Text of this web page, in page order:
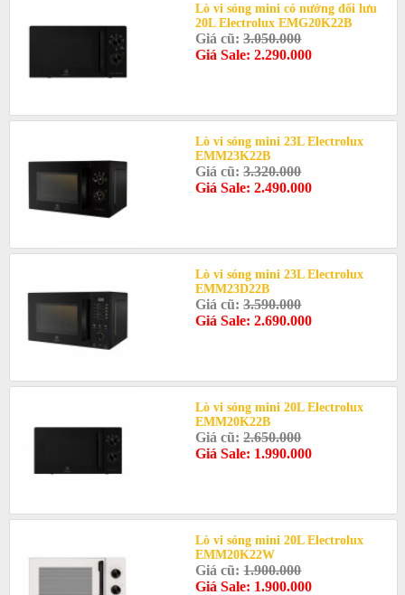
Lò vi sóng mini có nướng đối lưu
20L Electrolux EMG20K22B
Giá cũ:3.050.000
Giá Sale: 2.290.000
Lò vi sóng mini 23L Electrolux
EMM23K22B
Giá cũ:3.320.000
Giá Sale: 2.490.000
Lò vi sóng mini 23L Electrolux
EMM23D22B
Giá cũ:3.590.000
Giá Sale: 2.690.000
Lò vi sóng mini 20L Electrolux
EMM20K22B
Giá cũ:2.650.000
Giá Sale: 1.990.000
Lò vi sóng mini 20L Electrolux
EMM20K22W
Giá cũ:1.900.000
Giá Sale: 1.900.000